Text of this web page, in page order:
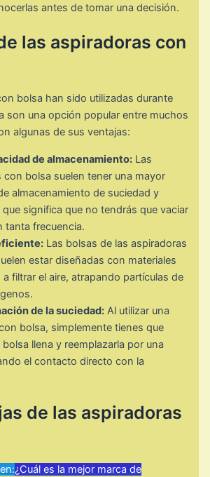
antes de tomar una decisión.
las aspiradoras con
bolsa han sido utilizadas durante
son una opción popular entre muchos
algunas de sus ventajas:
de almacenamiento: Las
con bolsa suelen tener una mayor
almacenamiento de suciedad y
que significa que no tendrás que vaciar
tanta frecuencia.
Las bolsas de las aspiradoras
estar diseñadas con materiales
a filtrar el aire, atrapando partículas de
de la suciedad: Al utilizar una
bolsa, simplemente tienes que
llena y reemplazarla por una
el contacto directo con la
de las aspiradoras
¿Cuál es la mejor marca de